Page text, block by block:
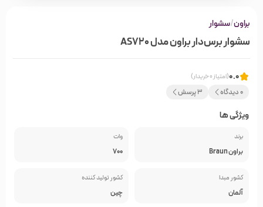
براون/سشوار
سشوار برس‌دار براون مدل AS720
0.0(امتیاز 0 خریدار)
0 دیدگاه 3 پرسش
ویژگی ها
برند
براون Braun
وات
700
کشور مبدا
آلمان
کشور تولید کننده
چین